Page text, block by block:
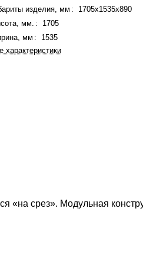
изделия, мм :
1705x1535x890
мм. :
1705
мм :
1535
характеристики
«на срез». Модульная